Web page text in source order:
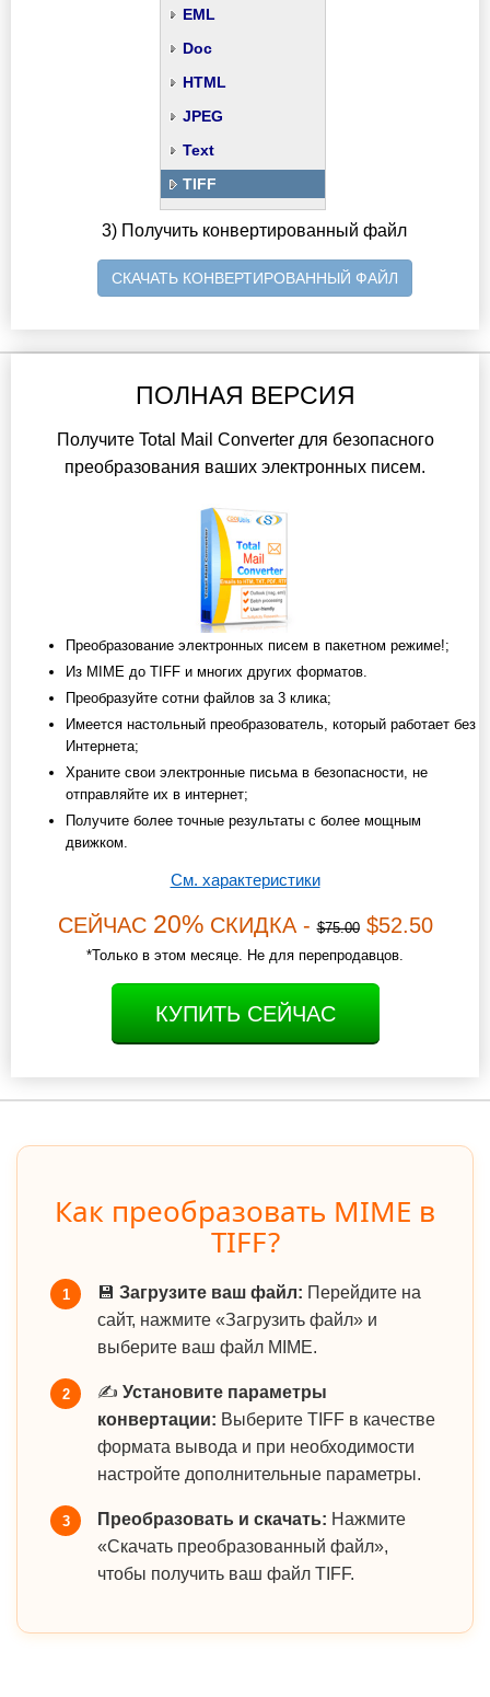
EML
Doc
HTML
JPEG
Text
TIFF
3) Получить конвертированный файл
СКАЧАТЬ КОНВЕРТИРОВАННЫЙ ФАЙЛ
ПОЛНАЯ ВЕРСИЯ
Получите Total Mail Converter для безопасного
преобразования ваших электронных писем.
Преобразование электронных писем в пакетном режиме!;
Из MIME до TIFF и многих других форматов.
Преобразуйте сотни файлов за 3 клика;
Имеется настольный преобразователь, который работает без
Интернета;
Храните свои электронные письма в безопасности, не
отправляйте их в интернет;
Получите более точные результаты с более мощным
движком.
См. характеристики
СЕЙЧАС 20%СКИДКА -$75.00$52.50
*Только в этом месяце. Не для перепродавцов.
КУПИТЬ СЕЙЧАС
Как преобразовать MIME в
TIFF?
1 💾 Загрузите ваш файл: Перейдите на
сайт, нажмите «Загрузить файл» и
выберите ваш файл MIME.
2 ✍️ Установите параметры
конвертации: Выберите TIFF в качестве
формата вывода и при необходимости
настройте дополнительные параметры.
3 Преобразовать и скачать: Нажмите
«Скачать преобразованный файл»,
чтобы получить ваш файл TIFF.